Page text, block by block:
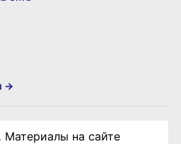
→
Материалы на сайте